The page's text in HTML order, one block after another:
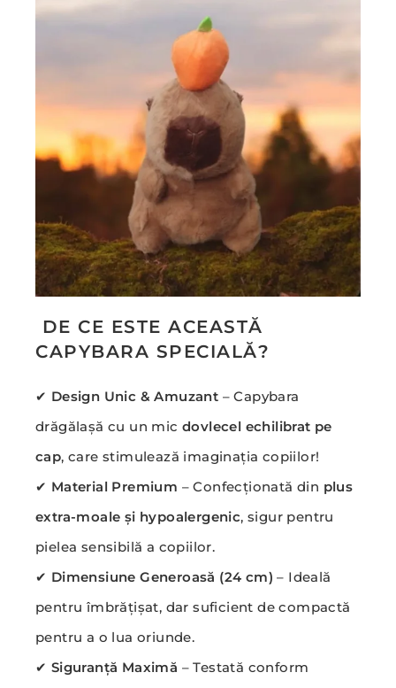
DE CE ESTE ACEASTĂ
CAPYBARA SPECIALĂ?
✔ Design Unic & Amuzant – Capybara
drăgălașă cu un mic dovlecel echilibrat pe
cap, care stimulează imaginația copiilor!
✔ Material Premium – Confecționată din plus
extra-moale și hypoalergenic, sigur pentru
pielea sensibilă a copiilor.
✔ Dimensiune Generoasă (24 cm) – Ideală
pentru îmbrățișat, dar suficient de compactă
pentru a o lua oriunde.
✔ Siguranță Maximă – Testată conform